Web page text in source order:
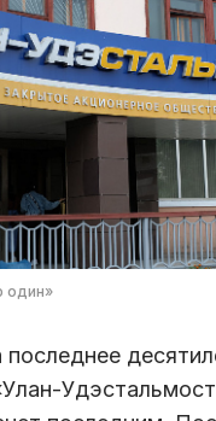
один»